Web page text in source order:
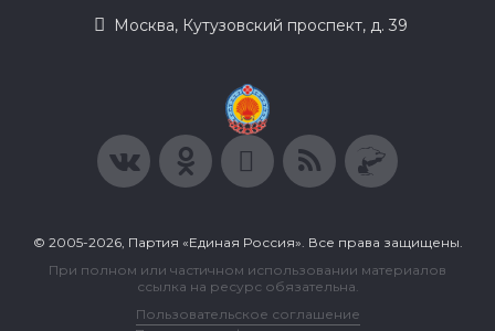
Москва, Кутузовский проспект, д. 39
© 2005-2026, Партия «Единая Россия». Все права защищены.
При полном или частичном использовании материалов
ссылка на ресурс обязательна.
Пользовательское соглашение